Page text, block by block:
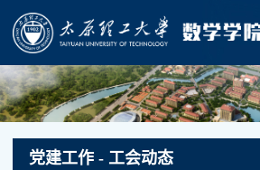
党建工作 - 工会动态